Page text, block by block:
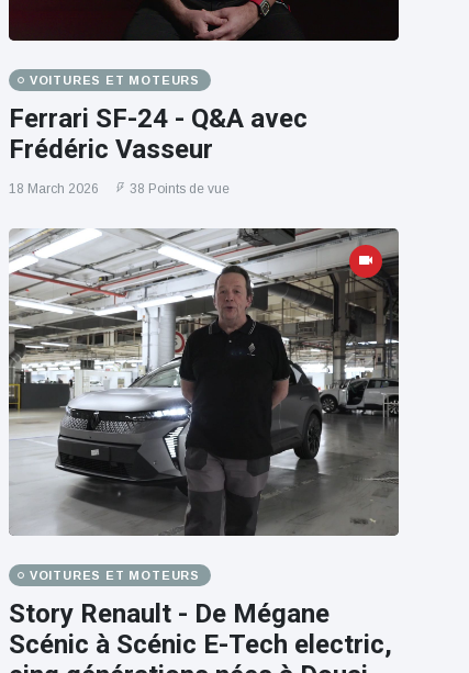
VOITURES ET MOTEURS
Ferrari SF-24 - Q&A avec
Frédéric Vasseur
18 March 2026 38 Points de vue
VOITURES ET MOTEURS
Story Renault - De Mégane
Scénic à Scénic E-Tech electric,